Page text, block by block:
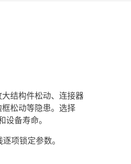
结构件松动、连接器
松动等隐患。选择
备寿命。
项锁定参数。